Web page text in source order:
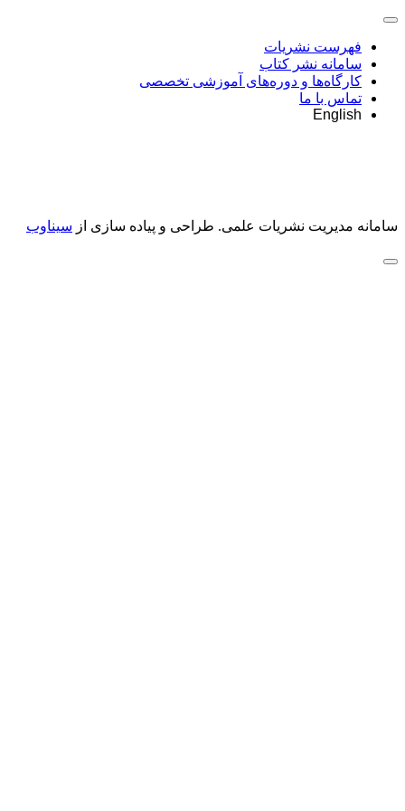
فهرست نشریات
سامانه نشر کتاب
کارگاه‌ها و دوره‌های آموزشی تخصصی
تماس با ما
English
سامانه مدیریت نشریات علمی. طراحی و پیاده سازی از سیناوب